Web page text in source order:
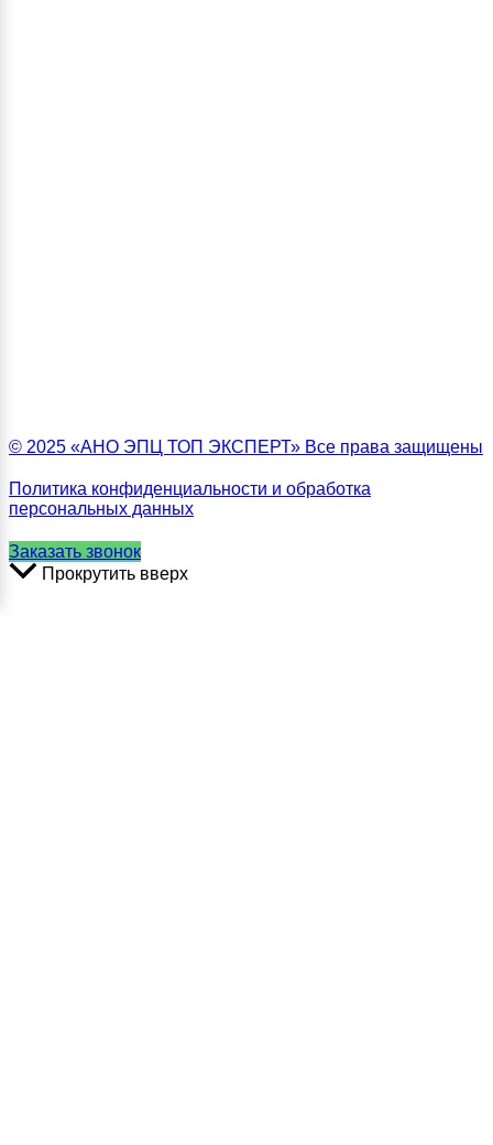
© 2025 «АНО ЭПЦ ТОП ЭКСПЕРТ» Все права защищены
Политика конфиденциальности и обработка
персональных данных
Заказать звонок
Прокрутить вверх